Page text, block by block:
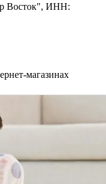
Восток", ИНН:
магазинах